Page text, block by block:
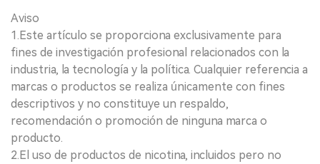
Aviso
1.Este artículo se proporciona exclusivamente para
fines de investigación profesional relacionados con la
industria, la tecnología y la política. Cualquier referencia a
marcas o productos se realiza únicamente con fines
descriptivos y no constituye un respaldo,
recomendación o promoción de ninguna marca o
producto.
2.El uso de productos de nicotina, incluidos pero no